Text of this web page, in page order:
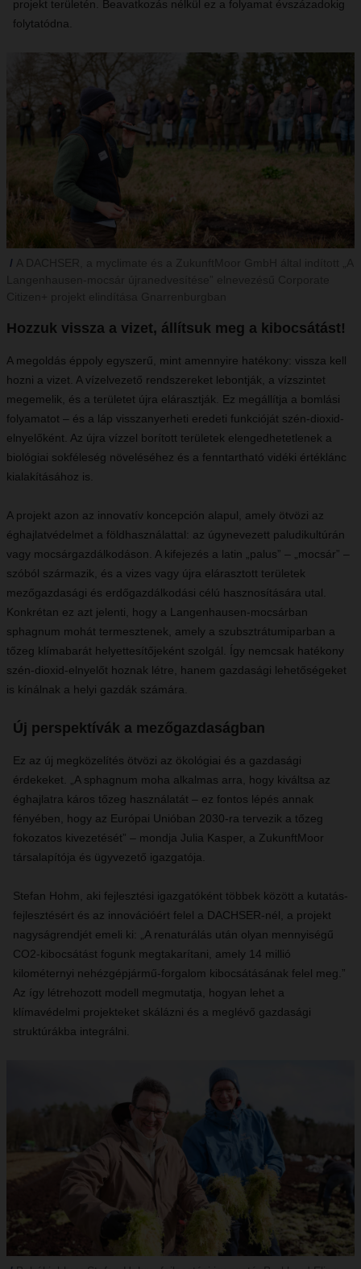
projekt területén. Beavatkozás nélkül ez a folyamat évszázadokig
folytatódna.
Hozzuk vissza a vizet, állítsuk meg a kibocsátást!
A megoldás éppoly egyszerű, mint amennyire hatékony: vissza kell
hozni a vizet. A vízelvezető rendszereket lebontják, a vízszintet
megemelik, és a területet újra elárasztják. Ez megállítja a bomlási
folyamatot – és a láp visszanyerheti eredeti funkcióját szén-dioxid-
elnyelőként. Az újra vízzel borított területek elengedhetetlenek a
biológiai sokféleség növeléséhez és a fenntartható vidéki értéklánc
kialakításához is.
A projekt azon az innovatív koncepción alapul, amely ötvözi az
éghajlatvédelmet a földhasználattal: az úgynevezett paludikultúrán
vagy mocsárgazdálkodáson. A kifejezés a latin „palus” – „mocsár” –
szóból származik, és a vizes vagy újra elárasztott területek
mezőgazdasági és erdőgazdálkodási célú hasznosítására utal.
Konkrétan ez azt jelenti, hogy a Langenhausen-mocsárban
sphagnum mohát termesztenek, amely a szubsztrátumiparban a
tőzeg klímabarát helyettesítőjeként szolgál. Így nemcsak hatékony
szén-dioxid-elnyelőt hoznak létre, hanem gazdasági lehetőségeket
is kínálnak a helyi gazdák számára.
Új perspektívák a mezőgazdaságban
Ez az új megközelítés ötvözi az ökológiai és a gazdasági
érdekeket. „A sphagnum moha alkalmas arra, hogy kiváltsa az
éghajlatra káros tőzeg használatát – ez fontos lépés annak
fényében, hogy az Európai Unióban 2030-ra tervezik a tőzeg
fokozatos kivezetését” – mondja Julia Kasper, a ZukunftMoor
társalapítója és ügyvezető igazgatója.
Stefan Hohm, aki fejlesztési igazgatóként többek között a kutatás-
fejlesztésért és az innovációért felel a DACHSER-nél, a projekt
nagyságrendjét emeli ki: „A renaturálás után olyan mennyiségű
CO2-kibocsátást fogunk megtakarítani, amely 14 millió
kilométernyi nehézgépjármű-forgalom kibocsátásának felel meg.”
Az így létrehozott modell megmutatja, hogyan lehet a
klímavédelmi projekteket skálázni és a meglévő gazdasági
struktúrákba integrálni.